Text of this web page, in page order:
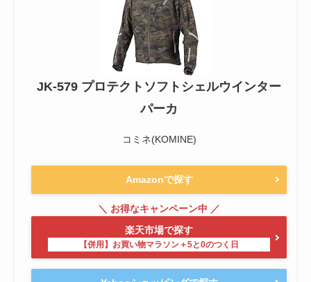
JK-579 プロテクトソフトシェルウインター
パーカ
コミネ(KOMINE)
Amazonで探す
楽天市場で探す